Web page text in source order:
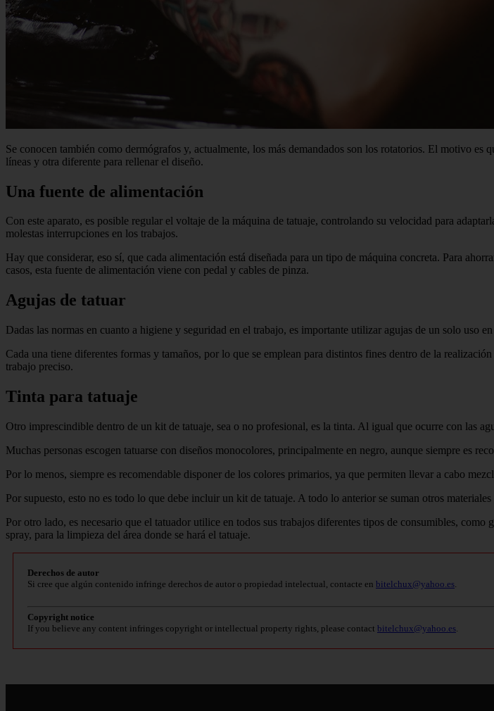
Se conocen también como dermógrafos y, actualmente, los más demandados son los rotatorios. El motivo es
líneas y otra diferente para rellenar el diseño.
Una fuente de alimentación
Con este aparato, es posible regular el voltaje de la máquina de tatuaje, controlando su velocidad para
molestas interrupciones en los trabajos.
Hay que considerar, eso sí, que cada alimentación está diseñada para un tipo de máquina concreta. Para
casos, esta fuente de alimentación viene con pedal y cables de pinza.
Agujas de tatuar
Dadas las normas en cuanto a higiene y seguridad en el trabajo, es importante utilizar agujas de un solo uso
Cada una tiene diferentes formas y tamaños, por lo que se emplean para distintos fines dentro de la
trabajo preciso.
Tinta para tatuaje
Otro imprescindible dentro de un kit de tatuaje, sea o no profesional, es la tinta. Al igual que ocurre con las
Muchas personas escogen tatuarse con diseños monocolores, principalmente en negro, aunque siempre es
Por lo menos, siempre es recomendable disponer de los colores primarios, ya que permiten llevar a cabo
Por supuesto, esto no es todo lo que debe incluir un kit de tatuaje. A todo lo anterior se suman otros
Por otro lado, es necesario que el tatuador utilice en todos sus trabajos diferentes tipos de consumibles,
spray, para la limpieza del área donde se hará el tatuaje.
Derechos de autor
Si cree que algún contenido infringe derechos de autor o propiedad intelectual, contacte en bitelchux@yahoo.es.
Copyright notice
If you believe any content infringes copyright or intellectual property rights, please contact bitelchux@yahoo.es.